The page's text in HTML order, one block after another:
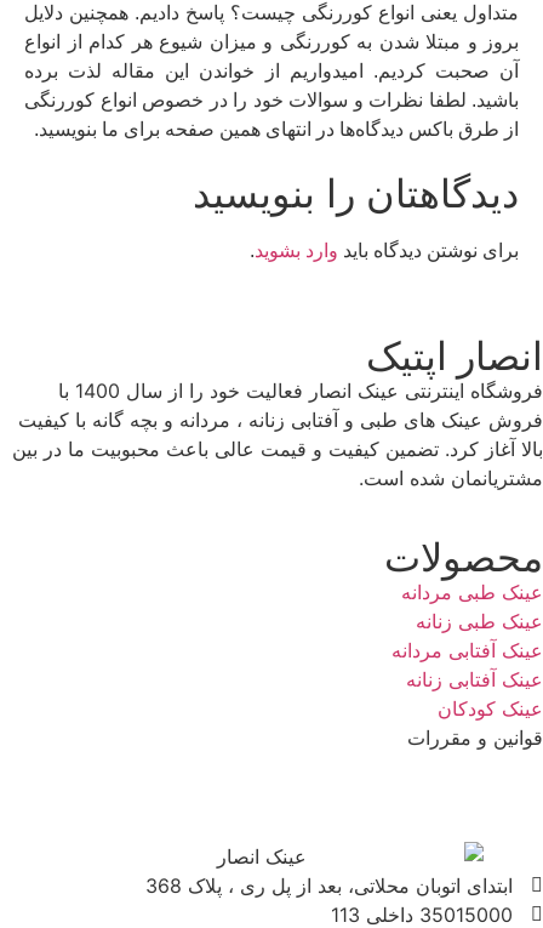
متداول یعنی انواع کوررنگی چیست؟ پاسخ دادیم. همچنین دلایل
بروز و مبتلا شدن به کوررنگی و میزان شیوع هر کدام از انواع
آن صحبت کردیم. امیدواریم از خواندن این مقاله لذت برده
باشید. لطفا نظرات و سوالات خود را در خصوص انواع کوررنگی
از طرق باکس دیدگاه‌ها در انتهای همین صفحه برای ما بنویسید.
دیدگاهتان را بنویسید
برای نوشتن دیدگاه بایدوارد بشوید.
اپتیک
فروشگاه اینترنتی عینک انصار فعالیت خود را از سال 1400 با
عینک های طبی و آفتابی زنانه ، مردانه و بچه گانه با کیفیت
آغاز کرد. تضمین کیفیت و قیمت عالی باعث محبوبیت ما در بین
شده است.
طبی مردانه
طبی زنانه
آفتابی مردانه
آفتابی زنانه
کودکان
و مقررات
ابتدای اتوبان محلاتی، بعد از پل ری ، پلاک 368
35015000 داخلی 113